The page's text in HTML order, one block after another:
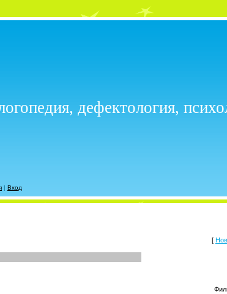
дефектология,
| Вход
[